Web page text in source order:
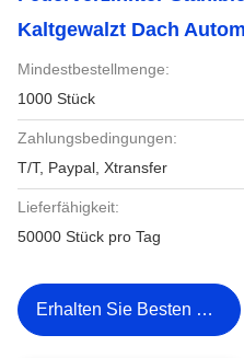
Kaltgewalzt Dach
Mindestbestellmenge:
1000 Stück
Zahlungsbedingungen:
T/T, Paypal, Xtransfer
Lieferfähigkeit:
50000 Stück pro Tag
Erhalten Sie Besten Preis